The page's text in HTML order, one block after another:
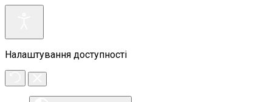
Налаштування доступності